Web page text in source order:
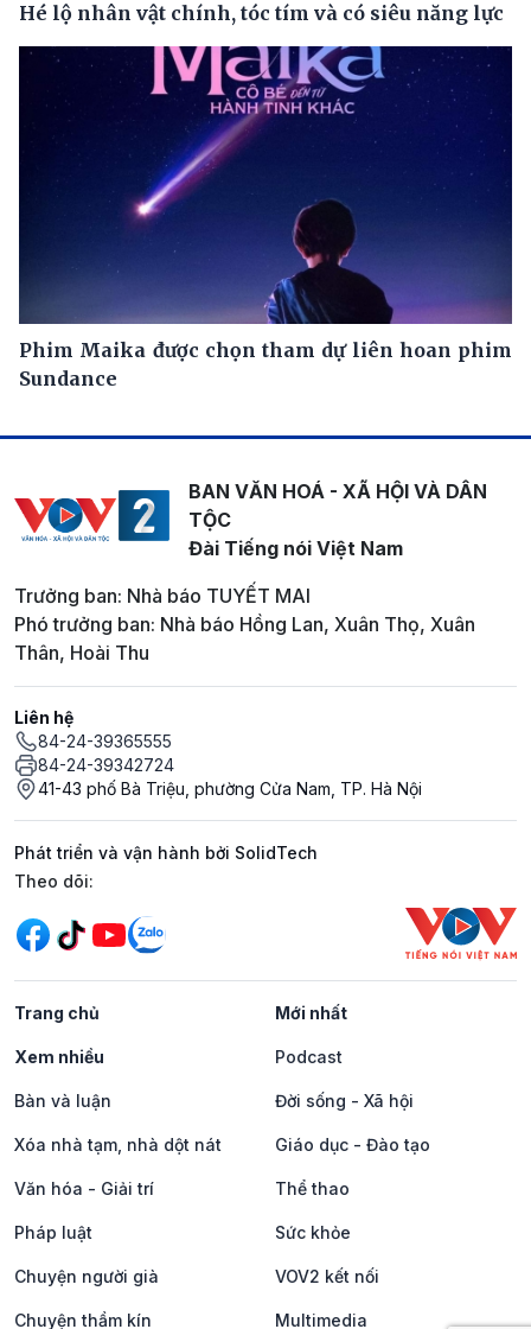
Hé lộ nhân vật chính, tóc tím và có siêu năng lực
Phim Maika được chọn tham dự liên hoan phim
Sundance
BAN VĂN HOÁ - XÃ HỘI VÀ DÂN
TỘC
Đài Tiếng nói Việt Nam
Trưởng ban: Nhà báo TUYẾT MAI
Phó trưởng ban: Nhà báo Hồng Lan, Xuân Thọ, Xuân
Thân, Hoài Thu
Liên hệ
84-24-39365555
84-24-39342724
41-43 phố Bà Triệu, phường Cửa Nam, TP. Hà Nội
Phát triển và vận hành bởi SolidTech
Mạng xã hội
Theo dõi:
Trang chủ Mới nhất
Xem nhiều Podcast
Bàn và luận Đời sống - Xã hội
Xóa nhà tạm, nhà dột nát Giáo dục - Đào tạo
Văn hóa - Giải trí Thể thao
Pháp luật Sức khỏe
Chuyện người già VOV2 kết nối
Chuyện thầm kín Multimedia